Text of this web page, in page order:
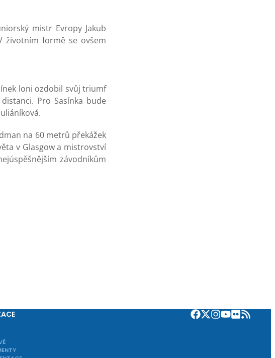
mistr Evropy Jakub
životním formě se ovšem
loni ozdobil svůj triumf
Pro Sasínka bude
na 60 metrů překážek
v Glasgow a mistrovství
závodníkům